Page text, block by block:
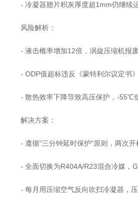
- 冷凝器翅片积灰厚度超1mm仍继续运
风险解析：
- 液击概率增加12倍，涡旋压缩机报废
- ODP值超标违反《蒙特利尔议定书》
- 散热效率下降导致高压保护，-55℃
解决方案：
- 遵循"三分钟延时保护"原则，两次开
- 全面切换为R404A/R23混合冷媒，
- 每月用压缩空气反向吹扫冷凝器，压